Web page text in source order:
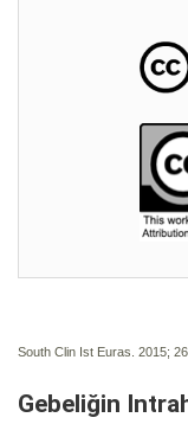
South Clin Ist Euras. 2015;
Gebeliğin